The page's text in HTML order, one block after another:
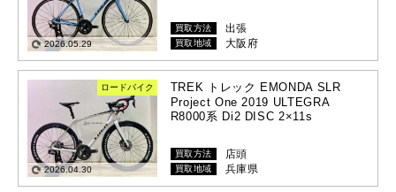
2026.05.29
買取方法 出張
買取地域 大阪府
ロードバイク
2026.04.30
TREK トレック EMONDA SLR
Project One 2019 ULTEGRA
R8000系 Di2 DISC 2×11s
買取方法 店頭
買取地域 兵庫県